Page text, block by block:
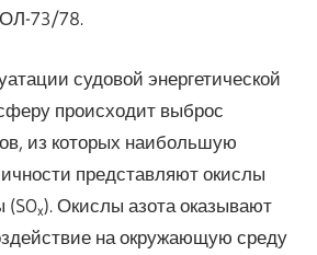
73/78.
судовой энергетической
происходит выброс
из которых наибольшую
представляют окислы
(SOx). Окислы азота оказывают
на окружающую среду